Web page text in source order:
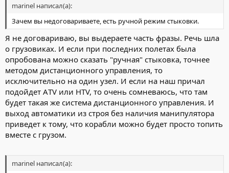
marinel написал(а):
Зачем вы недоговариваете, есть ручной режим стыковки.
Я не договариваю, вы выдераете часть фразы. Речь шла
о грузовиках. И если при последних полетах была
опробована можно сказать "ручная" стыковка, точнее
методом дистанционного управления, то
исключительно на один узел. И если на наш причал
подойдет АTV или HTV, то очень сомневаюсь, что там
будет такая же система дистанционного управления. И
выход автоматики из строя без наличия манипулятора
приведет к тому, что корабли можно будет просто топить
вместе с грузом.
marinel написал(а):